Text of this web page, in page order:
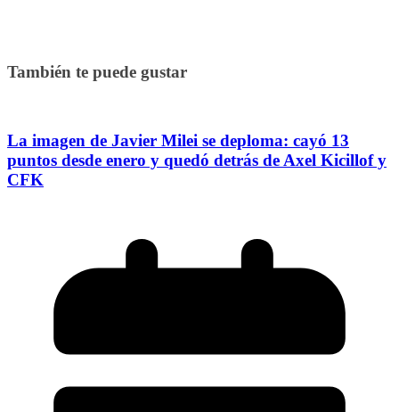
También te puede gustar
La imagen de Javier Milei se deploma: cayó 13
puntos desde enero y quedó detrás de Axel Kicillof y
CFK